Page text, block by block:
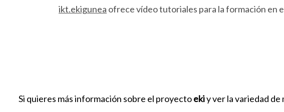
ikt.ekigunea ofrece vídeo tutoriales para la formación en
Si quieres más información sobre el proyectoekiy ver la variedad